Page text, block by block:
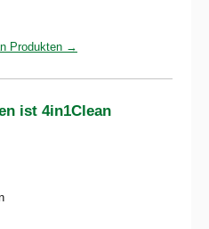
Produkten →
ist 4in1Clean